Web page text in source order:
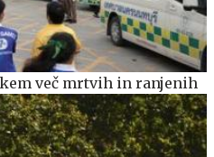
več mrtvih in ranjenih